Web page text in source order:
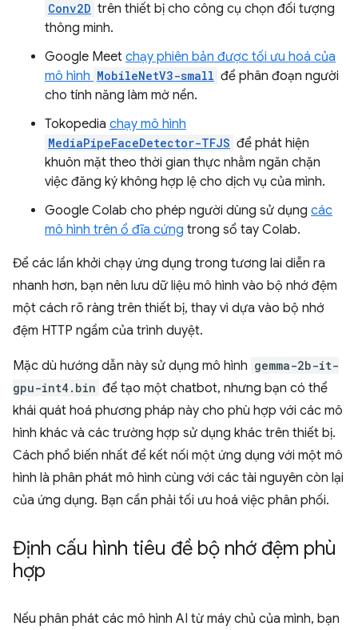
Conv2D trên thiết bị cho công cụ chọn đối tượng
thông minh.
Google Meet chạy phiên bản được tối ưu hoá của
mô hình MobileNetV3-small để phân đoạn người
cho tính năng làm mờ nền.
Tokopedia chạy mô hình
MediaPipeFaceDetector-TFJS để phát hiện
khuôn mặt theo thời gian thực nhằm ngăn chặn
việc đăng ký không hợp lệ cho dịch vụ của mình.
Google Colab cho phép người dùng sử dụng các
mô hình trên ổ đĩa cứng trong sổ tay Colab.
Để các lần khởi chạy ứng dụng trong tương lai diễn ra
nhanh hơn, bạn nên lưu dữ liệu mô hình vào bộ nhớ đệm
một cách rõ ràng trên thiết bị, thay vì dựa vào bộ nhớ
đệm HTTP ngầm của trình duyệt.
Mặc dù hướng dẫn này sử dụng mô hình gemma-2b-it-
gpu-int4.bin để tạo một chatbot, nhưng bạn có thể
khái quát hoá phương pháp này cho phù hợp với các mô
hình khác và các trường hợp sử dụng khác trên thiết bị.
Cách phổ biến nhất để kết nối một ứng dụng với một mô
hình là phân phát mô hình cùng với các tài nguyên còn lại
của ứng dụng. Bạn cần phải tối ưu hoá việc phân phối.
Định cấu hình tiêu đề bộ nhớ đệm phù
hợp
Nếu phân phát các mô hình AI từ máy chủ của mình, bạn